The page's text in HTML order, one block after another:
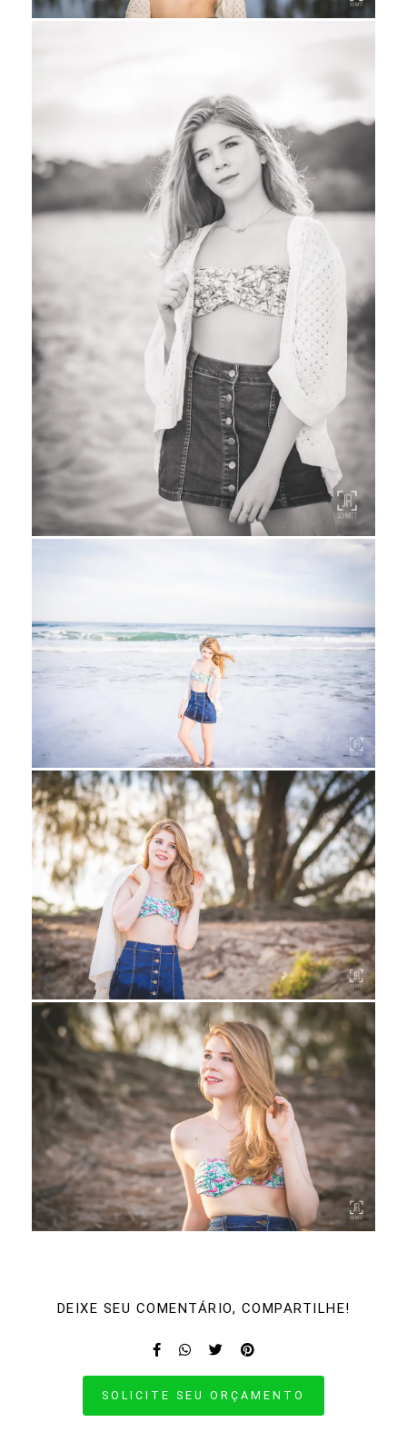
DEIXE SEU COMENTÁRIO, COMPARTILHE!
SOLICITE SEU ORÇAMENTO